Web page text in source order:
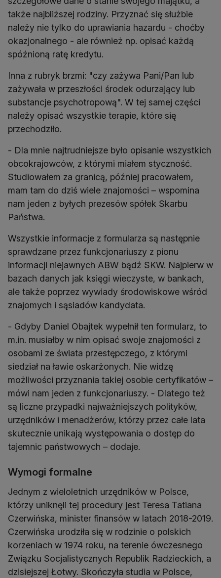
także najbliższej rodziny. Przyznać się służbie
należy nie tylko do uprawiania hazardu - choćby
okazjonalnego - ale również np. opisać każdą
spóźnioną ratę kredytu.
Inna z rubryk brzmi: "czy zażywa Pani/Pan lub
zażywała w przeszłości środek odurzający lub
substancje psychotropową". W tej samej części
należy opisać wszystkie terapie, które się
przechodziło.
- Dla mnie najtrudniejsze było opisanie wszystkich
obcokrajowców, z którymi miałem styczność.
Studiowałem za granicą, później pracowałem,
mam tam do dziś wiele znajomości – wspomina
nam jeden z byłych prezesów spółek Skarbu
Państwa.
Wszystkie informacje z formularza są następnie
sprawdzane przez funkcjonariuszy z pionu
informacji niejawnych ABW bądź SKW. Najpierw w
bazach danych jak księgi wieczyste, w bankach,
ale także poprzez wywiady środowiskowe wśród
znajomych i sąsiadów kandydata.
- Gdyby Daniel Obajtek wypełnił ten formularz, to
m.in. musiałby w nim opisać swoje znajomości z
osobami ze świata przestępczego, z którymi
siedział na ławie oskarżonych. Nie widzę
możliwości przyznania takiej osobie certyfikatów –
mówi nam jeden z funkcjonariuszy. - Dlatego też
są liczne przypadki najważniejszych polityków,
urzędników i menadżerów, którzy przez całe lata
skutecznie unikają występowania o dostęp do
tajemnic państwowych – dodaje.
Wymogi formalne
Jednym z wieloletnich urzędników w Polsce,
którzy uniknęli tej procedury jest Teresa Tatiana
Czerwińska, minister finansów w latach 2018-2019.
Czerwińska urodziła się w rodzinie o polskich
korzeniach w 1974 roku, na terenie ówczesnego
Związku Socjalistycznych Republik Radzieckich, a
dzisiejszej Łotwy. Skończyła studia w Polsce,